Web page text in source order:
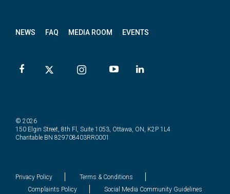
NEWS FAQ MEDIA ROOM EVENTS
© 2026
150 Elgin Street, 8th Fl, Suite 1053, Ottawa, ON, K2P 1L4
Charitable BN 829708403RR0001
Privacy Policy
Terms & Conditions
Complaints Policy
Social Media Community Guidelines